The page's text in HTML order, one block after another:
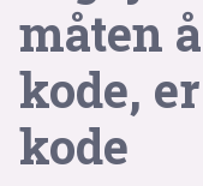
måten
kode,
kode
Bluesky
Facebook
annonsepriser